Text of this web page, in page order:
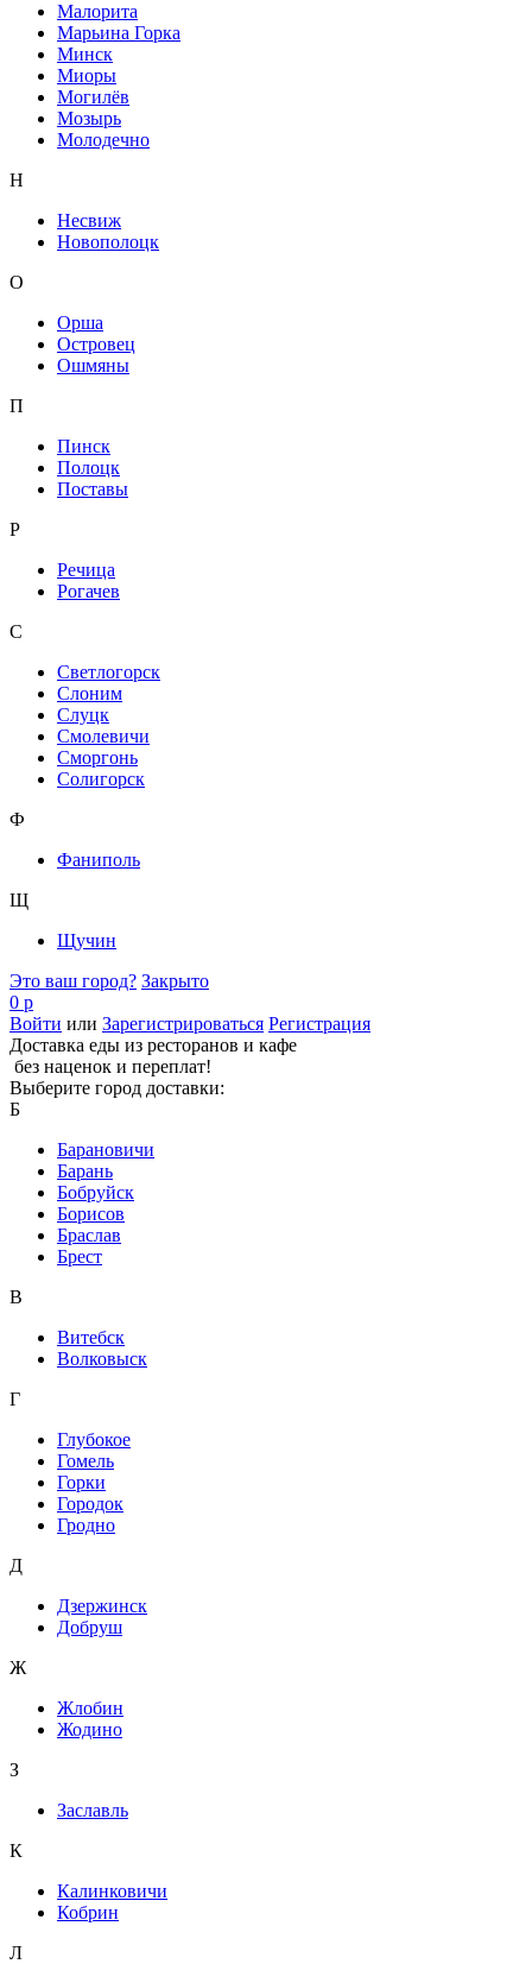
Малорита
Марьина Горка
Минск
Миоры
Могилёв
Мозырь
Молодечно
Н
Несвиж
Новополоцк
О
Орша
Островец
Ошмяны
П
Пинск
Полоцк
Поставы
Р
Речица
Рогачев
С
Светлогорск
Слоним
Слуцк
Смолевичи
Сморгонь
Солигорск
Ф
Фаниполь
Щ
Щучин
Это ваш город? Закрыто
0 р
Войти или Зарегистрироваться Регистрация
Доставка еды из ресторанов и кафе
без наценок и переплат!
Выберите город доставки:
Б
Барановичи
Барань
Бобруйск
Борисов
Браслав
Брест
В
Витебск
Волковыск
Г
Глубокое
Гомель
Горки
Городок
Гродно
Д
Дзержинск
Добруш
Ж
Жлобин
Жодино
З
Заславль
К
Калинковичи
Кобрин
Л